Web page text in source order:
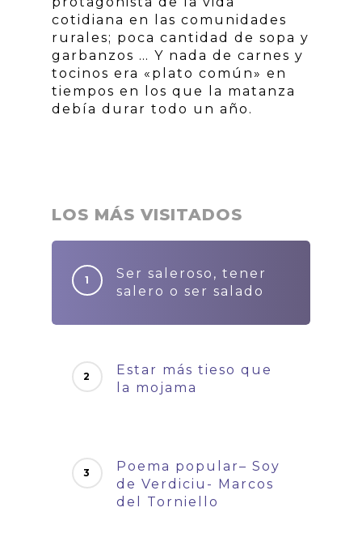
cotidiana en las comunidades
rurales; poca cantidad de sopa y
garbanzos … Y nada de carnes y
tocinos era «plato común» en
tiempos en los que la matanza
debía durar todo un año.
LOS MÁS VISITADOS
Ser saleroso, tener
salero o ser salado
Estar más tieso que
la mojama
Poema popular– Soy
de Verdiciu- Marcos
del Torniello